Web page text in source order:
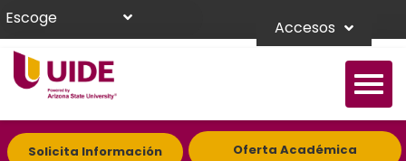
Escoge Accesos
Solicita Información Oferta Académica